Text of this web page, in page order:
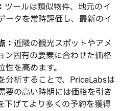
ツールは類似物件、地元のイ
ータを常時評価し、最新のイ
： 近隣の観光スポットやアメ
ン固有の要素に合わせた価格
を高めます。
分析することで、PriceLabsは
要の高い時期には価格を引き
下げてより多くの予約を獲得